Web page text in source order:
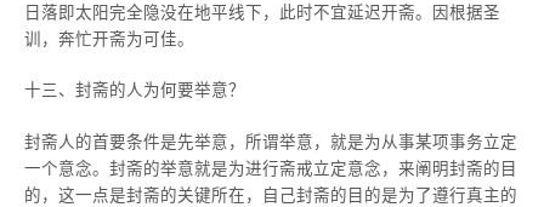
日落即太阳完全隐没在地平线下，此时不宜延迟开斋。因根据圣
训，奔忙开斋为可佳。
十三、封斋的人为何要举意？
封斋人的首要条件是先举意，所谓举意，就是为从事某项事务立定
一个意念。封斋的举意就是为进行斋戒立定意念，来阐明封斋的目
的，这一点是封斋的关键所在，自己封斋的目的是为了遵行真主的